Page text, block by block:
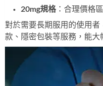
20mg規格：合理價格
對於需要長期服用的使用
款、隱密包裝等服務，能大